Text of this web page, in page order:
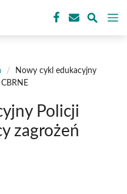
/
Nowy cykl edukacyjny
Policji
zagrożeń